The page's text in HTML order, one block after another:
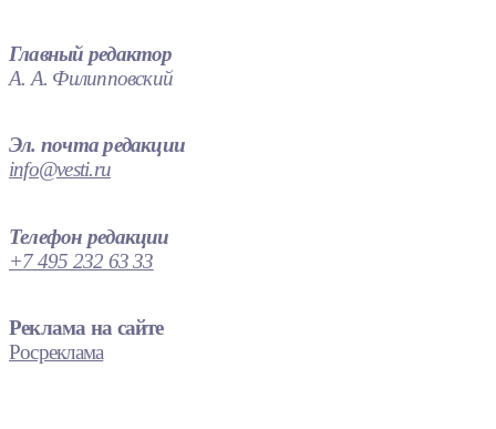
Главный редактор
А. А. Филипповский
Эл. почта редакции
info@vesti.ru
Телефон редакции
+7 495 232 63 33
Реклама на сайте
Росреклама